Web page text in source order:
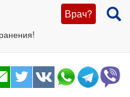
Врач?